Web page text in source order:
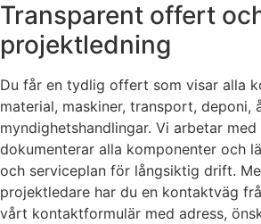
Transparent offert
projektledning
Du får en tydlig offert som visar alla
material, maskiner, transport, deponi,
myndighetshandlingar. Vi arbetar
dokumenterar alla komponenter och
och serviceplan för långsiktig drift.
projektledare har du en kontaktväg
vårt kontaktformulär med adress,